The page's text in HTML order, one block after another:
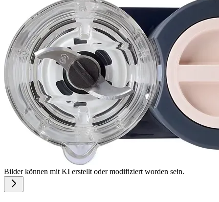
Bilder können mit KI erstellt oder modifiziert worden sein.